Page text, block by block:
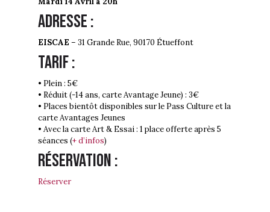
Adresse :
EISCAE – 31 Grande Rue, 90170 Étueffont
Tarif :
• Plein : 5€
• Réduit (-14 ans, carte Avantage Jeune) : 3€
• Places bientôt disponibles sur le Pass Culture et la
carte Avantages Jeunes
• Avec la carte Art & Essai : 1 place offerte après 5
séances (+ d’infos)
Réservation :
Réserver